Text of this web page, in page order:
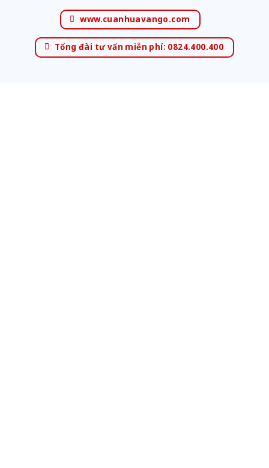
www.cuanhuavango.com
Tổng đài tư vấn miễn phí: 0824.400.400